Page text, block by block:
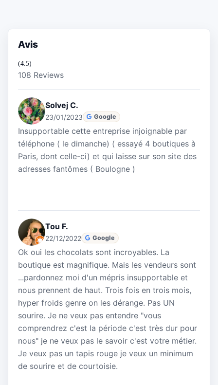
Avis
(4.5)
108 Reviews
Solvej C.
23/01/2023 Google
Insupportable cette entreprise injoignable par
téléphone ( le dimanche) ( essayé 4 boutiques à
Paris, dont celle-ci) et qui laisse sur son site des
adresses fantômes ( Boulogne )
Tou F.
22/12/2022 Google
Ok oui les chocolats sont incroyables. La
boutique est magnifique. Mais les vendeurs sont
...pardonnez moi d'un mépris insupportable et
nous prennent de haut. Trois fois en trois mois,
hyper froids genre on les dérange. Pas UN
sourire. Je ne veux pas entendre "vous
comprendrez c'est la période c'est très dur pour
nous" je ne veux pas le savoir c'est votre métier.
Je veux pas un tapis rouge je veux un minimum
de sourire et de courtoisie.